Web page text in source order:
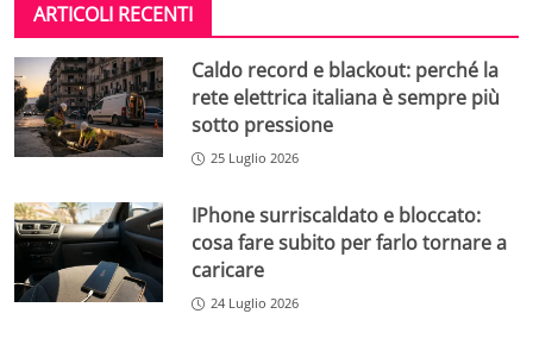
ARTICOLI RECENTI
Caldo record e blackout: perché la
rete elettrica italiana è sempre più
sotto pressione
25 Luglio 2026
IPhone surriscaldato e bloccato:
cosa fare subito per farlo tornare a
caricare
24 Luglio 2026